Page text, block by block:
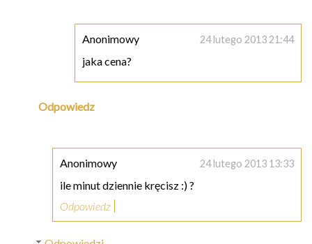
Anonimowy 24 lutego 2013 21:44
jaka cena?
Odpowiedz
Anonimowy 24 lutego 2013 13:33
ile minut dziennie kręcisz :) ?
Odpowiedz